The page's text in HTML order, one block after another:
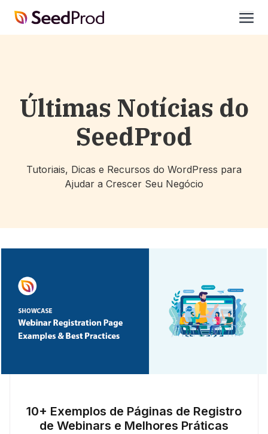
SeedProd
Últimas Notícias do
SeedProd
Tutoriais, Dicas e Recursos do WordPress para
Ajudar a Crescer Seu Negócio
10+ Exemplos de Páginas de Registro
de Webinars e Melhores Práticas